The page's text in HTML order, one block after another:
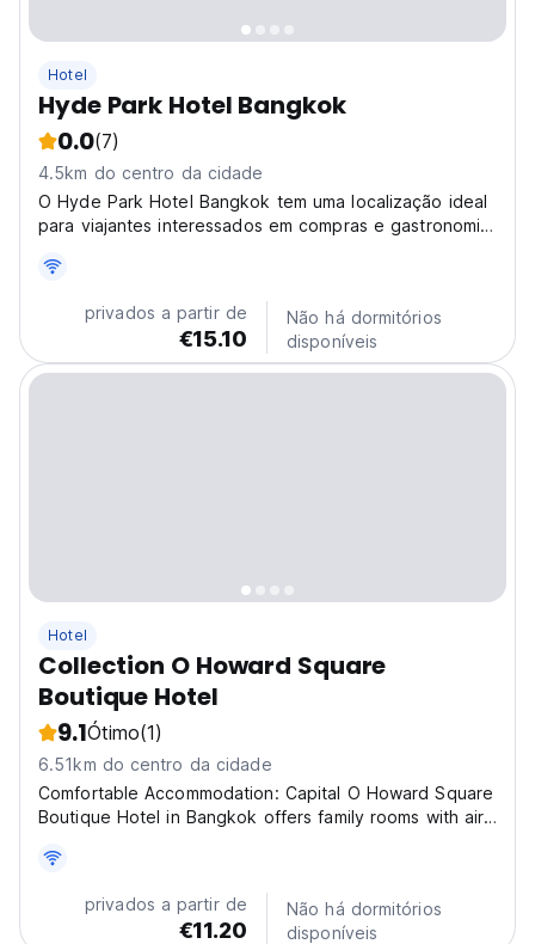
Hotel
Hyde Park Hotel Bangkok
0.0(7)
4.5km do centro da cidade
O Hyde Park Hotel Bangkok tem uma localização ideal
para viajantes interessados ​​em compras e gastronomia.
Paragon.
privados a partir de
€15.10
Não há dormitórios
disponíveis
Hotel
Collection O Howard Square
Boutique Hotel
9.1Ótimo(1)
6.51km do centro da cidade
Comfortable Accommodation: Capital O Howard Square
Boutique Hotel in Bangkok offers family rooms with air-
room includes a work desk, minibar, and free WiFi
throughout the property. Dining and Leisure:...
privados a partir de
€11.20
Não há dormitórios
disponíveis